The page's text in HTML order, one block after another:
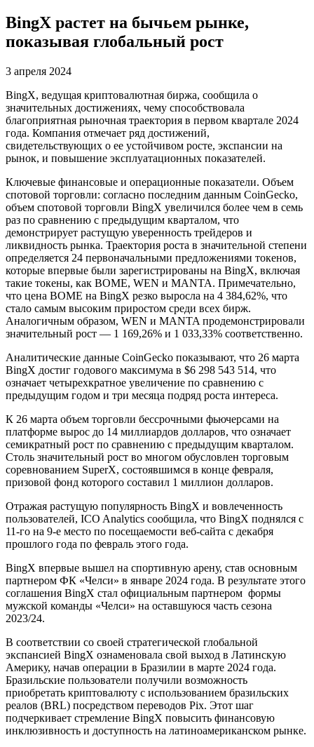
BingX растет на бычьем рынке,
показывая глобальный рост
3 апреля 2024
BingX, ведущая криптовалютная биржа, сообщила о
значительных достижениях, чему способствовала
благоприятная рыночная траектория в первом квартале 2024
года. Компания отмечает ряд достижений,
свидетельствующих о ее устойчивом росте, экспансии на
рынок, и повышение эксплуатационных показателей.
Ключевые финансовые и операционные показатели. Объем
спотовой торговли: согласно последним данным CoinGecko,
объем спотовой торговли BingX увеличился более чем в семь
раз по сравнению с предыдущим кварталом, что
демонстрирует растущую уверенность трейдеров и
ликвидность рынка. Траектория роста в значительной степени
определяется 24 первоначальными предложениями токенов,
которые впервые были зарегистрированы на BingX, включая
такие токены, как BOME, WEN и MANTA. Примечательно,
что цена BOME на BingX резко выросла на 4 384,62%, что
стало самым высоким приростом среди всех бирж.
Аналогичным образом, WEN и MANTA продемонстрировали
значительный рост — 1 169,26% и 1 033,33% соответственно.
Аналитические данные CoinGecko показывают, что 26 марта
BingX достиг годового максимума в $6 298 543 514, что
означает четырехкратное увеличение по сравнению с
предыдущим годом и три месяца подряд роста интереса.
К 26 марта объем торговли бессрочными фьючерсами на
платформе вырос до 14 миллиардов долларов, что означает
семикратный рост по сравнению с предыдущим кварталом.
Столь значительный рост во многом обусловлен торговым
соревнованием SuperX, состоявшимся в конце февраля,
призовой фонд которого составил 1 миллион долларов.
Отражая растущую популярность BingX и вовлеченность
пользователей, ICO Analytics сообщила, что BingX поднялся с
11-го на 9-е место по посещаемости веб-сайта с декабря
прошлого года по февраль этого года.
BingX впервые вышел на спортивную арену, став основным
партнером ФК «Челси» в январе 2024 года. В результате этого
соглашения BingX стал официальным партнером формы
мужской команды «Челси» на оставшуюся часть сезона
2023/24.
В соответствии со своей стратегической глобальной
экспансией BingX ознаменовала свой выход в Латинскую
Америку, начав операции в Бразилии в марте 2024 года.
Бразильские пользователи получили возможность
приобретать криптовалюту с использованием бразильских
реалов (BRL) посредством переводов Pix. Этот шаг
подчеркивает стремление BingX повысить финансовую
инклюзивность и доступность на латиноамериканском рынке.